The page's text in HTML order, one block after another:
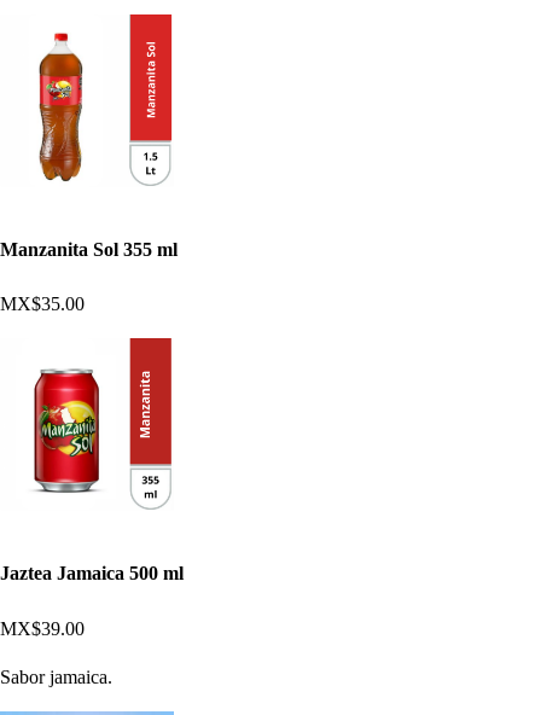
Manzanita Sol 355 ml
MX$35.00
Jaztea Jamaica 500 ml
MX$39.00
Sabor jamaica.